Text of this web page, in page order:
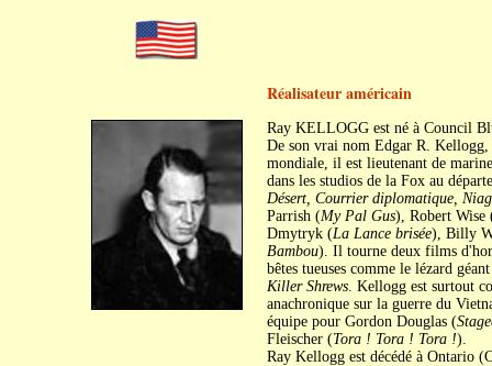
Réalisateur américain
Ray KELLOGG est né à Council
De son vrai nom Edgar R. Kellogg,
mondiale, il est lieutenant de
dans les studios de la Fox au
Désert, Courrier diplomatique,
Parrish (My Pal Gus), Robert Wise
Dmytryk (La Lance brisée), Billy
Bambou). Il tourne deux films
bêtes tueuses comme le lézard
Killer Shrews. Kellogg est surtout
anachronique sur la guerre du
équipe pour Gordon Douglas (
Fleischer (Tora ! Tora ! Tora !).
Ray Kellogg est décédé à Ontario